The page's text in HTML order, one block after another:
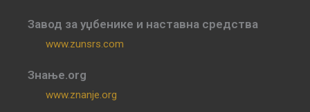
Завод за уџбенике и наставна средства
www.zunsrs.com
Знање.org
www.znanje.org